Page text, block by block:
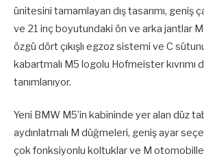
ünitesini tamamlayan dış tasarımı, geniş
ve 21 inç boyutundaki ön ve arka jantlar
özgü dört çıkışlı egzoz sistemi ve C
kabartmalı M5 logolu Hofmeister kıvrımı
tanımlanıyor.
Yeni BMW M5’in kabininde yer alan düz
aydınlatmalı M düğmeleri, geniş ayar
çok fonksiyonlu koltuklar ve M